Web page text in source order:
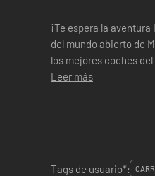
¡Te espera la
del mundo abierto de
los mejores coches
Leer más
Tags de usuario*: